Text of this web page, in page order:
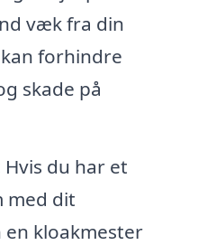
væk fra din
forhindre
skade på
Hvis du har et
med dit
en kloakmester